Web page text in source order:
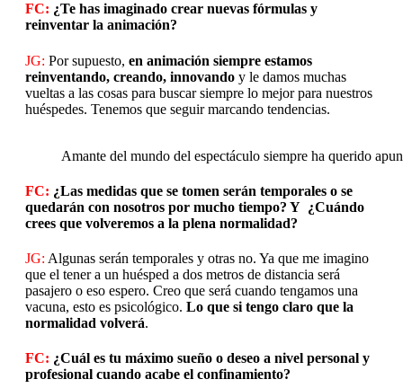
FC: ¿Te has imaginado crear nuevas fórmulas y
reinventar la animación?
JG: Por supuesto, en animación siempre estamos
reinventando, creando, innovando y le damos muchas
vueltas a las cosas para buscar siempre lo mejor para nuestros
huéspedes. Tenemos que seguir marcando tendencias.
Amante del mundo del espectáculo siempre ha querido
FC: ¿Las medidas que se tomen serán temporales o se
quedarán con nosotros por mucho tiempo? Y ¿Cuándo
crees que volveremos a la plena normalidad?
JG: Algunas serán temporales y otras no. Ya que me imagino
que el tener a un huésped a dos metros de distancia será
pasajero o eso espero. Creo que será cuando tengamos una
vacuna, esto es psicológico. Lo que si tengo claro que la
normalidad volverá.
FC: ¿Cuál es tu máximo sueño o deseo a nivel personal y
profesional cuando acabe el confinamiento?